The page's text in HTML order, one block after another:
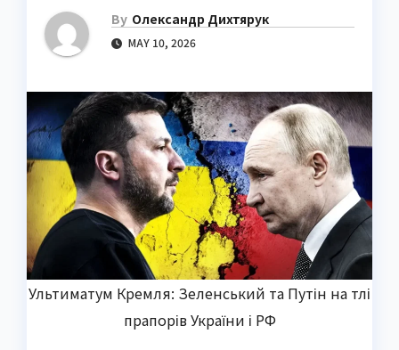
By Олександр Дихтярук
MAY 10, 2026
Ультиматум Кремля: Зеленський та Путін на тлі
прапорів України і РФ